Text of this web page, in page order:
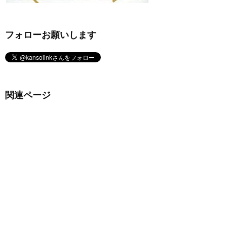
フォローお願いします
関連ページ